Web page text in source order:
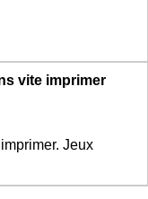
vite imprimer
Jeux